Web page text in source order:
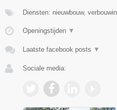
Diensten: nieuwbouw,
Openingstijden ▼
Laatste facebook posts ▼
Sociale media: